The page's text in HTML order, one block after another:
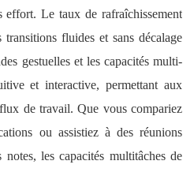
effort. Le taux de rafraîchissement
fluides et sans décalage
gestuelles et les capacités multi-
et interactive, permettant aux
de travail. Que vous compariez
ou assistiez à des réunions
les capacités multitâches de